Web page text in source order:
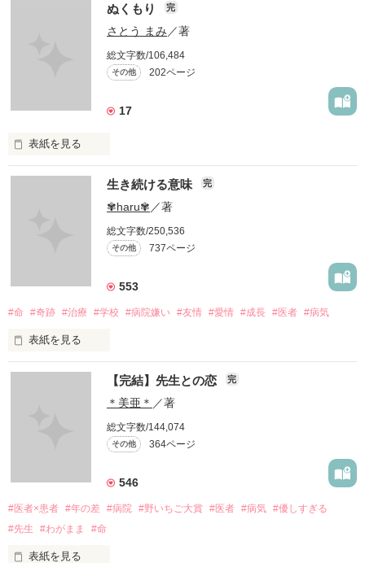
ぬくもり 完
さとう まみ ／著
総文字数/106,484
その他 202ページ
17
表紙を見る
愛したいのに…
私には、あなたの母親になる資格はありますか？
あなたのママになる事はできますか？
あなたの母親になりたい…
生き続ける意味 完
✾haru✾ ／著
総文字数/250,536
その他 737ページ
553
#命 #奇跡 #治療 #学校 #病院嫌い #友情 #愛情 #成長 #医者 #病気
表紙を見る
【完結】先生との恋 完
＊美亜＊ ／著
総文字数/144,074
その他 364ページ
546
#医者×患者 #年の差 #病院 #野いちご大賞 #医者 #病気 #優しすぎる
#先生
#わがまま #命
表紙を見る